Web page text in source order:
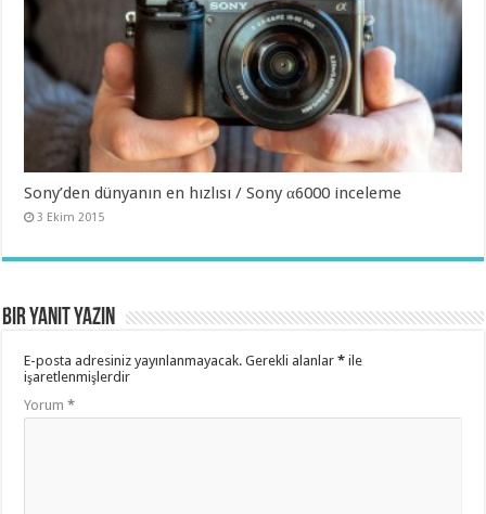
Sony’den dünyanın en hızlısı / Sony α6000 inceleme
3 Ekim 2015
Bir yanıt yazın
E-posta adresiniz yayınlanmayacak. Gerekli alanlar* ile
işaretlenmişlerdir
Yorum*